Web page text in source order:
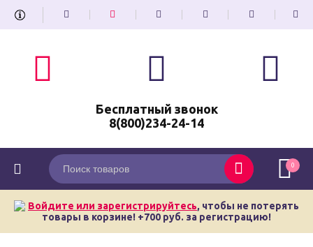
Бесплатный звонок
8(800)234-24-14
0
Войдите или зарегистрируйтесь, чтобы не потерять
товары в корзине! +700 руб. за регистрацию!